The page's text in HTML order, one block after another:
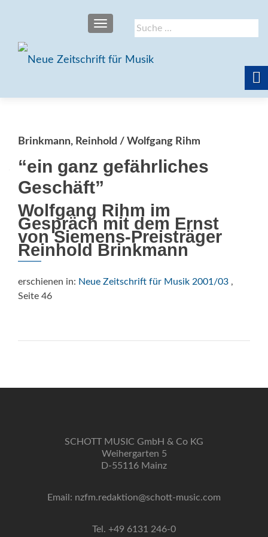
Suche
nach:
SCHALTE NAVIGATION
Brinkmann, Reinhold / Wolfgang Rihm
“ein ganz gefährliches
Geschäft”
Wolfgang Rihm im
Gespräch mit dem Ernst
von Siemens-Preisträger
Reinhold Brinkmann
erschienen in: Neue Zeitschrift für Musik 2001/03 ,
Seite 46
SCHOTT MUSIC GmbH & Co KG
Weihergarten 5
D-55116 Mainz
Email: nzfm.redaktion@schott-music.com
Tel. +49 6131 246-0